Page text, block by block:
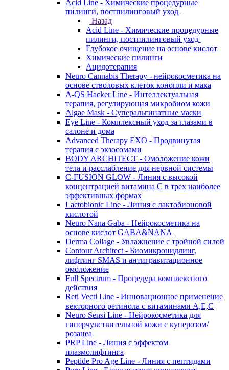
Acid Line - Химические процедурные
пилинги, постпилинговый уход
Назад
Acid Line - Химические процедурные
пилинги, постпилинговый уход
Глубокое очищение на основе кислот
Химические пилинги
Ацидотерапия
Neuro Cannabis Therapy - нейрокосметика на
основе стволовых клеток конопли и мака
A-QS Hacker Line - Интеллектуальная
терапия, регулирующая микробиом кожи
Algae Mask - Суперальгинатные маски
Eye Line - Комплексный уход за глазами в
салоне и дома
Advanced Therapy EXO - Продвинутая
терапия с экзосомами
BODY ARCHITECT - Омоложение кожи
тела и расслабление для нервной системы
C-FUSION GLOW - Линия с высокой
концентрацией витамина C в трех наиболее
эффективных формах
Lactobionic Line - Линия с лактобионовой
кислотой
Neuro Nana Gaba - Нейрокосметика на
основе кислот GABA&NANA
Derma Collage - Увлажнение с тройной силой
Contour Architect - Биомикронидлинг,
лифтинг SMAS и антигравитационное
омоложение
Full Spectrum - Процедура комплексного
действия
Reti Vecti Line - Инновационное применение
векторного ретинола с витаминами A,Е,С
Neuro Sensi Line - Нейрокосметика для
гиперчувствительной кожи с куперозом/
розацеа
PRP Line - Линия с эффектом
плазмолифтинга
Peptide Pro Age Line - Линия с пептидами